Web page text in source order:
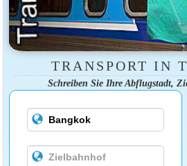
TRANSPORT IN
Schreiben Sie Ihre Abflugstadt,